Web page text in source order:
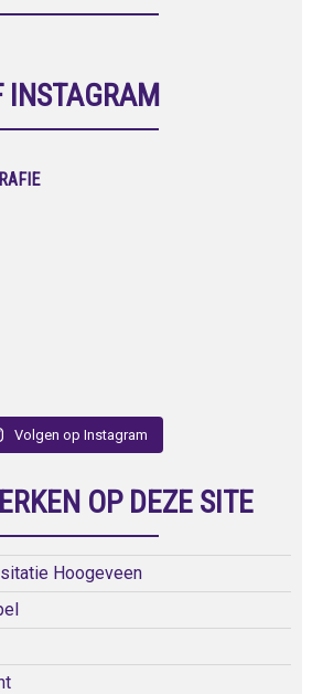
INSTAGRAM
Volgen op Instagram
OP DEZE SITE
Hoogeveen